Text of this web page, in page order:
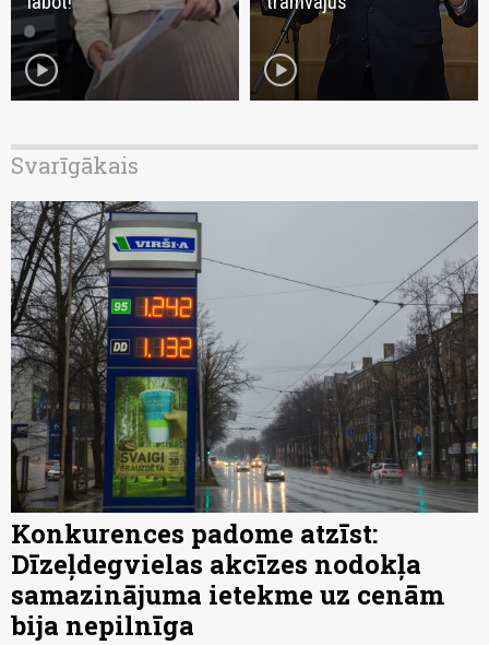
play_circle play_circle
Svarīgākais
Konkurences padome atzīst:
Dīzeļdegvielas akcīzes nodokļa
samazinājuma ietekme uz cenām
bija nepilnīga